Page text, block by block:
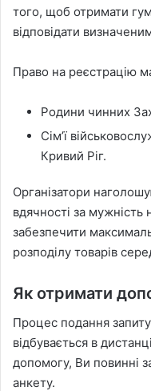
того, щоб отримати
відповідати
Право на реєстрацію
Родини чинних
Сім’ї
Кривий Ріг.
Організатори
вдячності за мужність
забезпечити
розподілу товарів
Як отримати
Процес подання
відбувається в
допомогу, Ви повинні
анкету.